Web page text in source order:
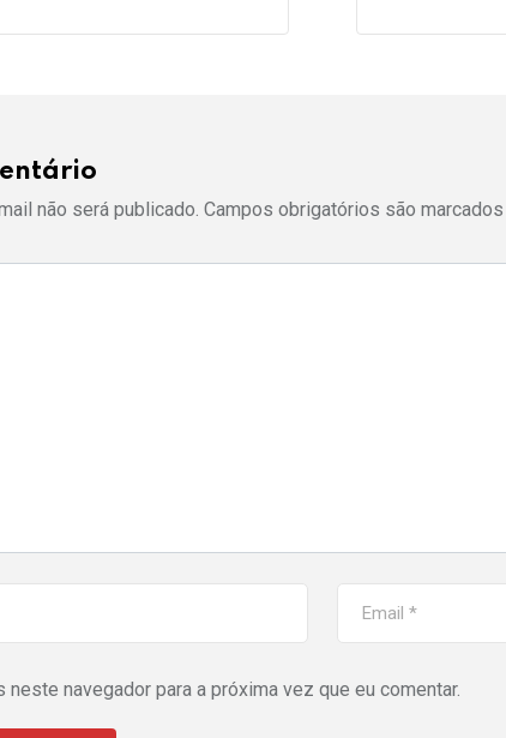
não será publicado. Campos obrigatórios são
neste navegador para a próxima vez que eu comentar.